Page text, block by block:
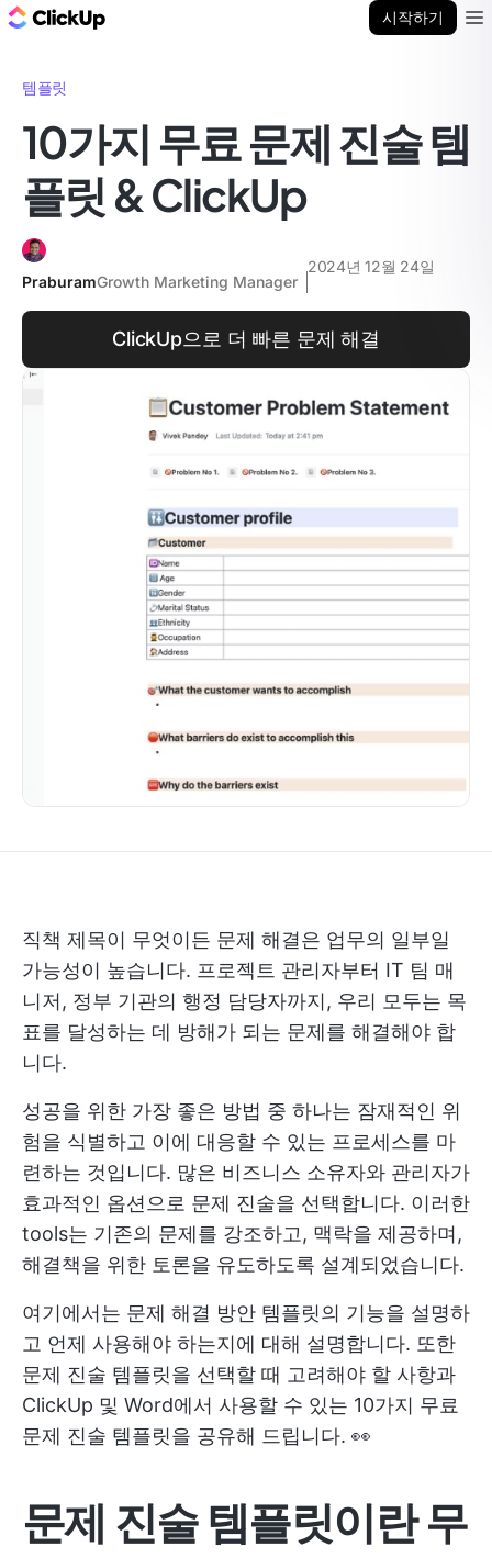
시작하기
템플릿
10가지 무료 문제 진술 템
플릿 & ClickUp
PraburamGrowth Marketing Manager
2024년 12월 24일
ClickUp으로 더 빠른 문제 해결
직책 제목이 무엇이든 문제 해결은 업무의 일부일
가능성이 높습니다. 프로젝트 관리자부터 IT 팀 매
니저, 정부 기관의 행정 담당자까지, 우리 모두는 목
표를 달성하는 데 방해가 되는 문제를 해결해야 합
니다.
성공을 위한 가장 좋은 방법 중 하나는 잠재적인 위
험을 식별하고 이에 대응할 수 있는 프로세스를 마
련하는 것입니다. 많은 비즈니스 소유자와 관리자가
효과적인 옵션으로 문제 진술을 선택합니다. 이러한
tools는 기존의 문제를 강조하고, 맥락을 제공하며,
해결책을 위한 토론을 유도하도록 설계되었습니다.
여기에서는 문제 해결 방안 템플릿의 기능을 설명하
고 언제 사용해야 하는지에 대해 설명합니다. 또한
문제 진술 템플릿을 선택할 때 고려해야 할 사항과
ClickUp 및 Word에서 사용할 수 있는 10가지 무료
문제 진술 템플릿을 공유해 드립니다. 👀
문제 진술 템플릿이란 무